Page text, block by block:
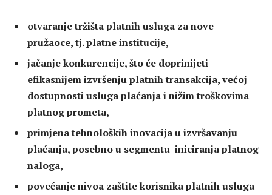
otvaranje tržišta platnih usluga za nove
pružaoce, tj. platne institucije,
jačanje konkurencije, što će doprinijeti
efikasnijem izvršenju platnih transakcija, većoj
dostupnosti usluga plaćanja i nižim troškovima
platnog prometa,
primjena tehnoloških inovacija u izvršavanju
plaćanja, posebno u segmentu iniciranja platnog
naloga,
povećanje nivoa zaštite korisnika platnih usluga